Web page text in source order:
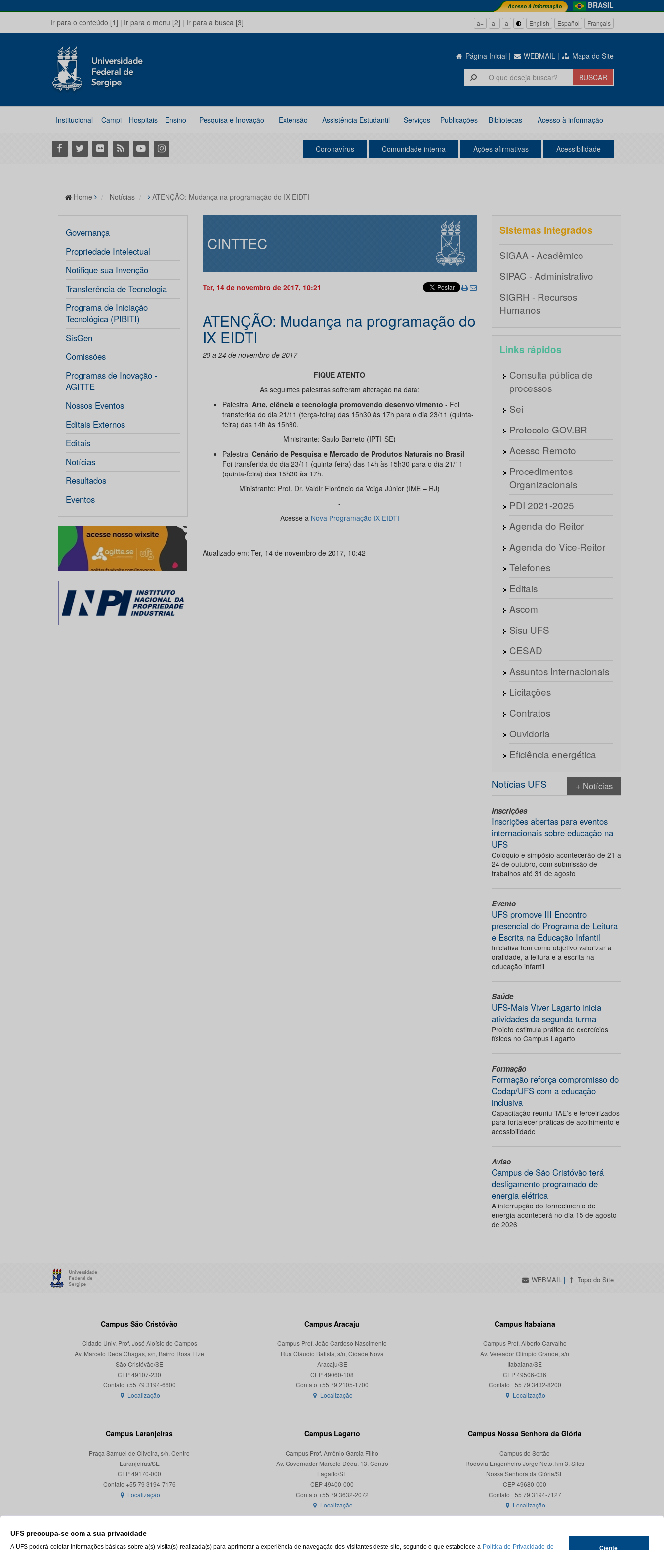
BRASIL
Ir para o conteúdo [1] | Ir para o menu [2] | Ir para a busca [3] a+ a- a English Español Français
Página Inicial | WEBMAIL | Mapa do Site
Institucional Campi Hospitais Ensino Pesquisa e Inovação Extensão Assistência Estudantil Serviços Publicações Bibliotecas Acesso à informação
Facebook
Twitter Flickr RSS YoutubeInstagram Coronavírus Comunidade interna Ações afirmativas Acessibilidade
UFS preocupa-se com a sua privacidade
A UFS poderá coletar informações básicas sobre a(s) visita(s) realizada(s) para aprimorar a experiência de navegação dos visitantes deste site, segundo o que estabelece a Política de Privacidade de Ciente
Home Notícias ATENÇÃO: Mudança na programação do IX EIDTI
Governança
Propriedade Intelectual
Notifique sua Invenção
Transferência de Tecnologia
Programa de Iniciação
Tecnológica (PIBITI)
SisGen
Comissões
Programas de Inovação -
AGITTE
Nossos Eventos
Editais Externos
Editais
Notícias
Resultados
Eventos
CINTTEC
Ter, 14 de novembro de 2017, 10:21
ATENÇÃO: Mudança na programação do
IX EIDTI
20 a 24 de novembro de 2017
FIQUE ATENTO
As seguintes palestras sofreram alteração na data:
Palestra: Arte, ciência e tecnologia promovendo desenvolvimento - Foi
transferida do dia 21/11 (terça-feira) das 15h30 às 17h para o dia 23/11 (quinta-
feira) das 14h às 15h30.
Ministrante: Saulo Barreto (IPTI-SE)
Palestra: Cenário de Pesquisa e Mercado de Produtos Naturais no Brasil -
Foi transferida do dia 23/11 (quinta-feira) das 14h às 15h30 para o dia 21/11
(quinta-feira) das 15h30 às 17h.
Ministrante: Prof. Dr. Valdir Florêncio da Veiga Júnior (IME – RJ)
-
Acesse a Nova Programação IX EIDTI
Atualizado em: Ter, 14 de novembro de 2017, 10:42
Sistemas integrados
SIGAA - Acadêmico
SIPAC - Administrativo
SIGRH - Recursos
Humanos
Links rápidos
Consulta pública de
processos
Sei
Protocolo GOV.BR
Acesso Remoto
Procedimentos
Organizacionais
PDI 2021-2025
Agenda do Reitor
Agenda do Vice-Reitor
Telefones
Editais
Ascom
Sisu UFS
CESAD
Assuntos Internacionais
Licitações
Contratos
Ouvidoria
Eficiência energética
Notícias UFS + Notícias
Inscrições
Inscrições abertas para eventos
internacionais sobre educação na
UFS
Colóquio e simpósio acontecerão de 21 a
24 de outubro, com submissão de
trabalhos até 31 de agosto
Evento
UFS promove III Encontro
presencial do Programa de Leitura
e Escrita na Educação Infantil
Iniciativa tem como objetivo valorizar a
oralidade, a leitura e a escrita na
educação infantil
Saúde
UFS-Mais Viver Lagarto inicia
atividades da segunda turma
Projeto estimula prática de exercícios
físicos no Campus Lagarto
Formação
Formação reforça compromisso do
Codap/UFS com a educação
inclusiva
Capacitação reuniu TAE’s e terceirizados
para fortalecer práticas de acolhimento e
acessibilidade
Aviso
Campus de São Cristóvão terá
desligamento programado de
energia elétrica
A interrupção do fornecimento de
energia acontecerá no dia 15 de agosto
de 2026
WEBMAIL | Topo do Site
Campus São Cristóvão
Cidade Univ. Prof. José Aloísio de Campos
Av. Marcelo Deda Chagas, s/n, Bairro Rosa Elze
São Cristóvão/SE
CEP 49107-230
Localização
Campus Aracaju
Campus Prof. João Cardoso Nascimento
Rua Cláudio Batista, s/n, Cidade Nova
Aracaju/SE
CEP 49060-108
Localização
Campus Itabaiana
Campus Prof. Alberto Carvalho
Av. Vereador Olímpio Grande, s/n
Itabaiana/SE
CEP 49506-036
Localização
Campus Laranjeiras
Praça Samuel de Oliveira, s/n, Centro
Laranjeiras/SE
CEP 49170-000
Localização
Campus Lagarto
Campus Prof. Antônio Garcia Filho
Av. Governador Marcelo Déda, 13, Centro
Lagarto/SE
CEP 49400-000
Localização
Campus Nossa Senhora da Glória
Campus do Sertão
Rodovia Engenheiro Jorge Neto, km 3, Silos
Nossa Senhora da Glória/SE
CEP 49680-000
Contato +55 79 3194-7127
Localização